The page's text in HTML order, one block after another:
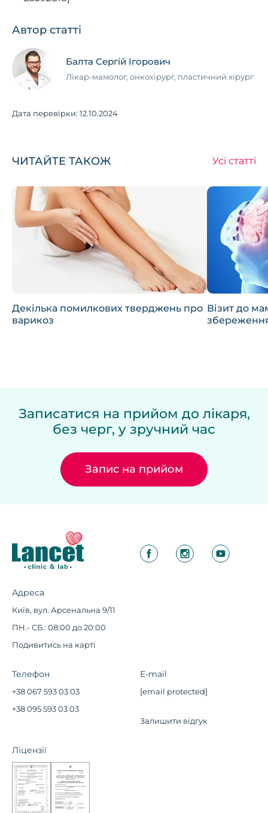
Автор статті
Балта Сергій Ігорович
Лікар-мамолог, онкохірург, пластичний хірург
Дата перевірки: 12.10.2024
ЧИТАЙТЕ ТАКОЖ Усі статті
Декілька помилкових тверджень про
варикоз
Візит до
Записатися на прийом до лікаря,
без черг, у зручний час
Запис на прийом
Адреса
Київ, вул. Арсенальна 9/11
ПН.- СБ.: 08:00 до 20:00
Подивитись на карті
Телефон
+38 067 593 03 03
+38 095 593 03 03
E-mail
[email protected]
Залишити відгук
Ліцензії